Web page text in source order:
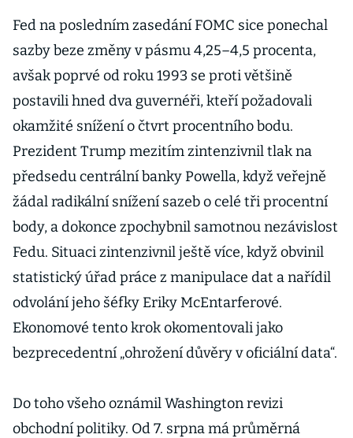
Fed na posledním zasedání FOMC sice ponechal
sazby beze změny v pásmu 4,25–4,5 procenta,
avšak poprvé od roku 1993 se proti většině
postavili hned dva guvernéři, kteří požadovali
okamžité snížení o čtvrt procentního bodu.
Prezident Trump mezitím zintenzivnil tlak na
předsedu centrální banky Powella, když veřejně
žádal radikální snížení sazeb o celé tři procentní
body, a dokonce zpochybnil samotnou nezávislost
Fedu. Situaci zintenzivnil ještě více, když obvinil
statistický úřad práce z manipulace dat a nařídil
odvolání jeho šéfky Eriky McEntarferové.
Ekonomové tento krok okomentovali jako
bezprecedentní „ohrožení důvěry v oficiální data“.
Do toho všeho oznámil Washington revizi
obchodní politiky. Od 7. srpna má průměrná